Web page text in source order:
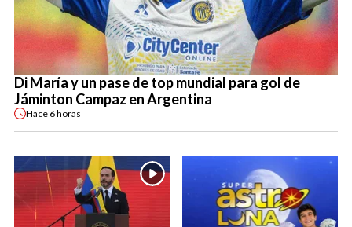
Di María y un pase de top mundial para gol de
Jáminton Campaz en Argentina
Hace 6 horas